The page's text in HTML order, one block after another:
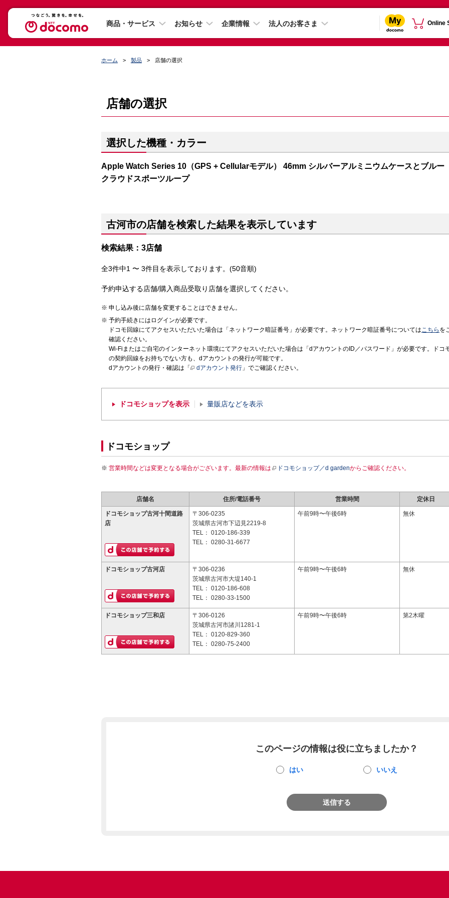
商品・サービス お知らせ 企業情報 法人のお客さま Online
ホーム 製品 店舗の選択
店舗の選択
選択した機種・カラー
Apple Watch Series 10（GPS + Cellularモデル） 46mm シルバーアルミニウムケースとブルー
クラウドスポーツループ
古河市の店舗を検索した結果を表示しています
検索結果：3店舗
全3件中1 〜 3件目を表示しております。(50音順)
予約申込する店舗/購入商品受取り店舗を選択してください。
申し込み後に店舗を変更することはできません。
予約手続きにはログインが必要です。
ドコモ回線にてアクセスいただいた場合は「ネットワーク暗証番号」が必要です。ネットワーク暗証番号についてはこちら を
確認ください。
Wi-Fiまたはご自宅のインターネット環境にてアクセスいただいた場合は「dアカウントのID／パスワード」が必要です。ドコ
の契約回線をお持ちでない方も、dアカウントの発行が可能です。
dアカウントの発行・確認は「
dアカウント発行 」でご確認ください。
ドコモショップを表示 量販店などを表示
ドコモショップ
営業時間などは変更となる場合がございます。最新の情報は ドコモショップ／d gardenからご確認ください。
店舗名 住所/電話番号 営業時間 定休日
ドコモショップ古河十間道路
店
〒306-0235
茨城県古河市下辺見2219-8
TEL： 0120-186-339
TEL： 0280-31-6677
午前9時〜午後6時 無休
ドコモショップ古河店
〒306-0236
茨城県古河市大堤140-1
TEL： 0120-186-608
TEL： 0280-33-1500
午前9時〜午後6時 無休
ドコモショップ三和店
〒306-0126
茨城県古河市諸川1281-1
TEL： 0120-829-360
TEL： 0280-75-2400
午前9時〜午後6時 第2木曜
このページの情報は役に立ちましたか？
はい いいえ
送信する